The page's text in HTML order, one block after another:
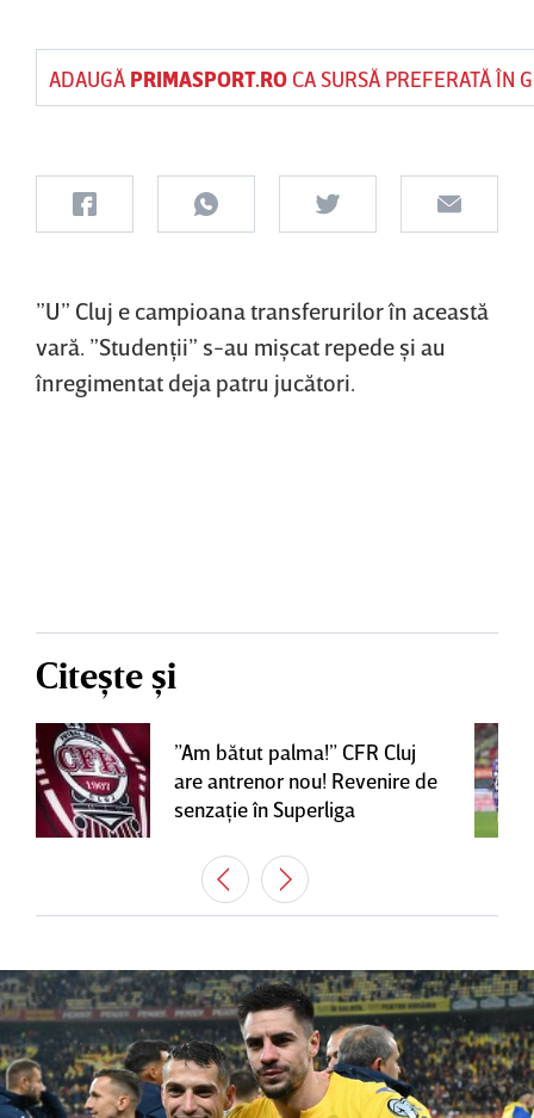
ADAUGĂ PRIMASPORT.ROCA SURSĂ PREFERATĂ ÎN
”U” Cluj e campioana transferurilor în această
vară. ”Studenţii” s-au mişcat repede şi au
înregimentat deja patru jucători.
Citește și
”Am bătut palma!” CFR Cluj
are antrenor nou! Revenire de
senzaţie în Superliga